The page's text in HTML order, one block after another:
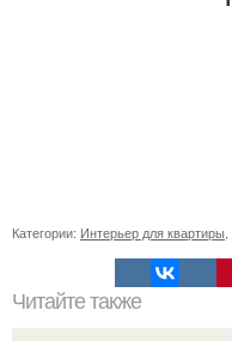
Категории: Интерьер для квартиры,
Читайте также